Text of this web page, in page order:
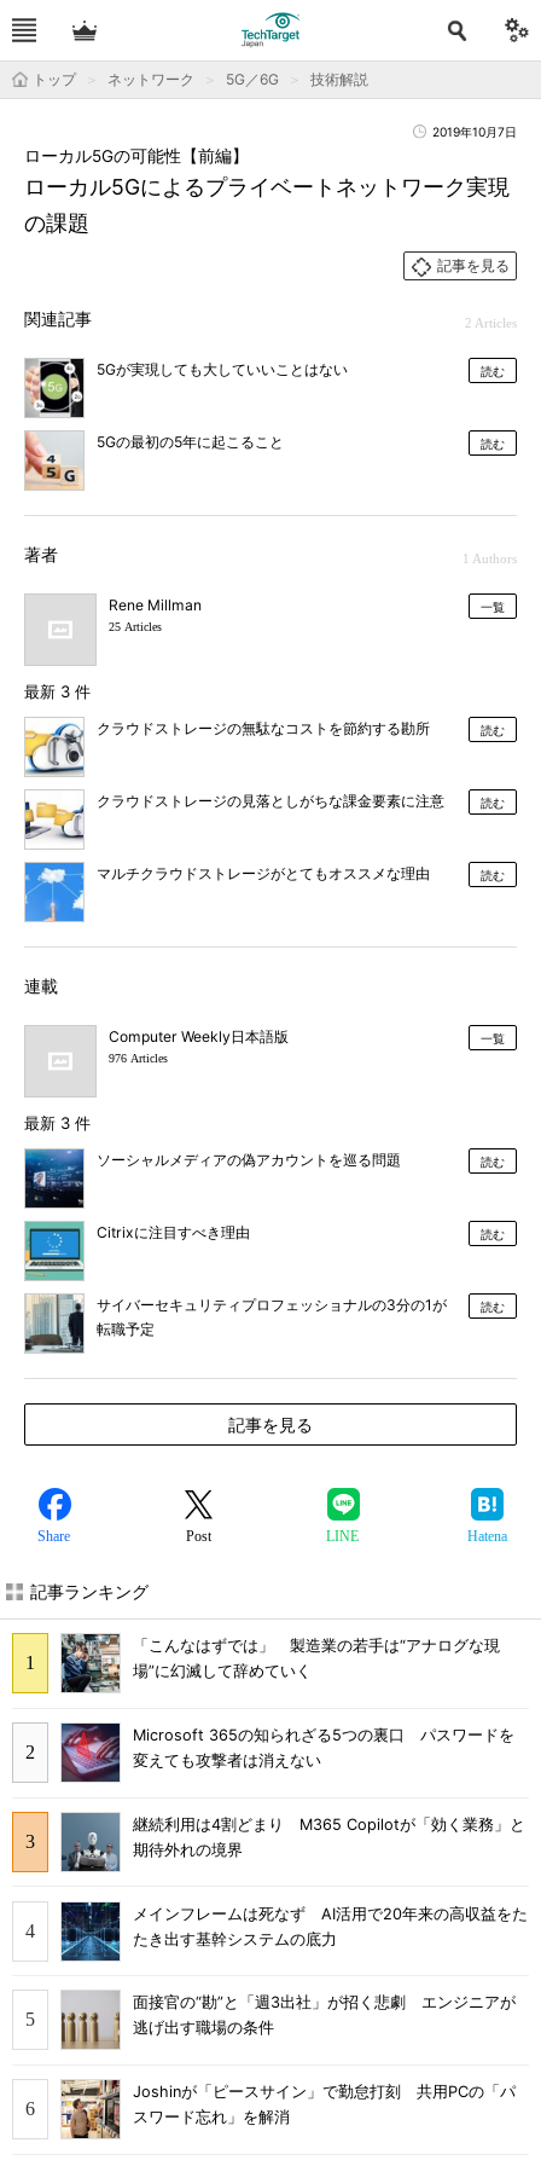
トップ ネットワーク 5G／6G 技術解説
2019年10月7日
ローカル5Gによるプライベートネットワーク実現
の課題
ローカル5Gの可能性【前編】
記事を見る
関連記事 2 Articles
5Gが実現しても大していいことはない 読む
5Gの最初の5年に起こること 読む
著者 1 Authors
Rene Millman
25 Articles
一覧
最新 3 件
クラウドストレージの無駄なコストを節約する勘所 読む
クラウドストレージの見落としがちな課金要素に注意 読む
マルチクラウドストレージがとてもオススメな理由 読む
連載
Computer Weekly日本語版
976 Articles
一覧
最新 3 件
ソーシャルメディアの偽アカウントを巡る問題 読む
Citrixに注目すべき理由 読む
サイバーセキュリティプロフェッショナルの3分の1が
転職予定
読む
記事を見る
Share Post LINE Hatena
記事ランキング
「こんなはずでは」 製造業の若手は“アナログな現
場”に幻滅して辞めていく
Microsoft 365の知られざる5つの裏口 パスワードを
変えても攻撃者は消えない
継続利用は4割どまり M365 Copilotが「効く業務」と
期待外れの境界
メインフレームは死なず AI活用で20年来の高収益をた
たき出す基幹システムの底力
面接官の“勘”と「週3出社」が招く悲劇 エンジニアが
逃げ出す職場の条件
Joshinが「ピースサイン」で勤怠打刻 共用PCの「パ
スワード忘れ」を解消